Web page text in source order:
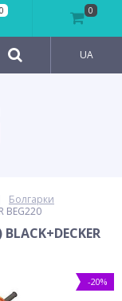
UA
Болгарки
BEG220
-20%
0 0